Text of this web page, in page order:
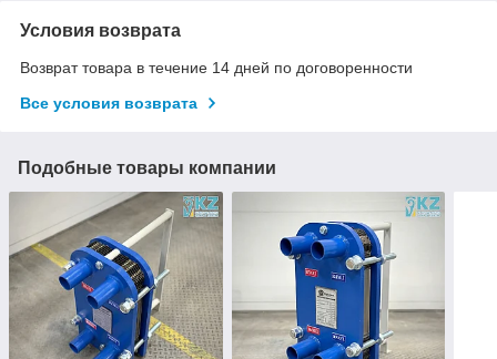
Условия возврата
Возврат товара в течение 14 дней по договоренности
Все условия возврата
Подобные товары компании